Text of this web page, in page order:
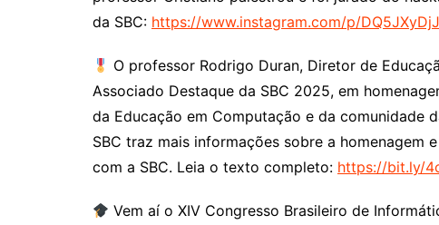
da SBC: https://www.instagram.com/p/
O professor Rodrigo Duran, Diretor de
Associado Destaque da SBC 2025, em
da Educação em Computação e da comunidade
SBC traz mais informações sobre a homenagem
com a SBC. Leia o texto completo: https://bit.ly/
Vem aí o XIV Congresso Brasileiro de